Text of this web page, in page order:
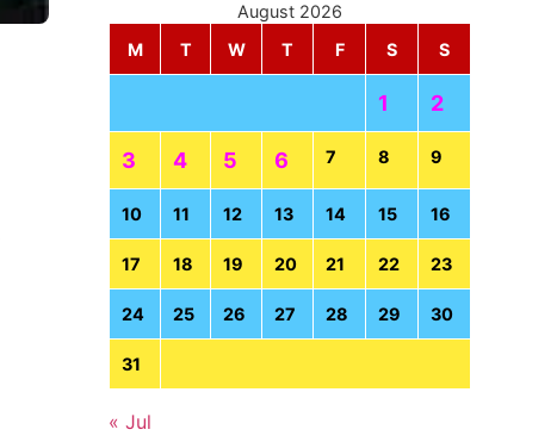
August 2026
M
T W T F S S
1 2
3 4 5 6 7 8 9
10 11 12 13 14 15 16
17 18 19 20 21 22 23
24 25 26 27 28 29 30
31
« Jul